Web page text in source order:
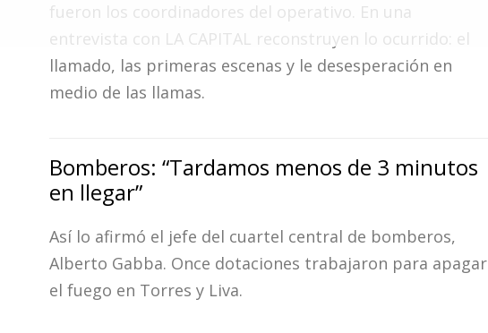
fueron los coordinadores del operativo. En una
entrevista con LA CAPITAL reconstruyen lo ocurrido: el
llamado, las primeras escenas y le desesperación en
medio de las llamas.
Bomberos: “Tardamos menos de 3 minutos
en llegar”
Así lo afirmó el jefe del cuartel central de bomberos,
Alberto Gabba. Once dotaciones trabajaron para apagar
el fuego en Torres y Liva.